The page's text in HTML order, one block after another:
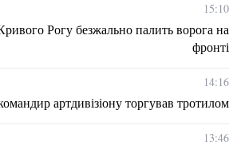
15:10
Рогу безжально палить ворога на
фронті
14:16
артдивізіону торгував тротилом
13:46